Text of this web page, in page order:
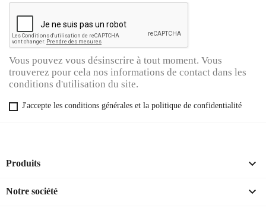
Vous pouvez vous désinscrire à tout moment. Vous
trouverez pour cela nos informations de contact dans les
conditions d'utilisation du site.
J'accepte les conditions générales et la politique de confidentialité
Produits 
Notre société 